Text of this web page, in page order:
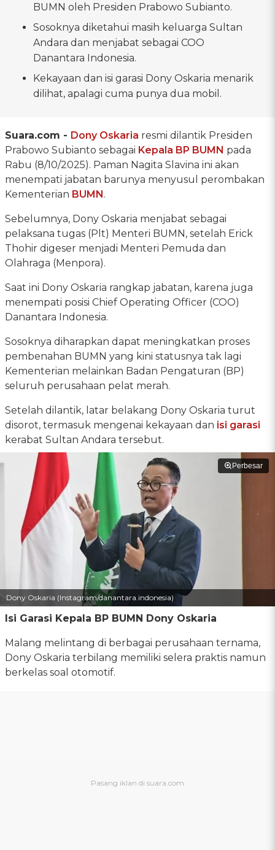
BUMN oleh Presiden Prabowo Subianto.
Sosoknya diketahui masih keluarga Sultan
Andara dan menjabat sebagai COO
Danantara Indonesia.
Kekayaan dan isi garasi Dony Oskaria menarik
dilihat, apalagi cuma punya dua mobil.
Suara.com - Dony Oskaria resmi dilantik Presiden
Prabowo Subianto sebagai Kepala BP BUMN pada
Rabu (8/10/2025). Paman Nagita Slavina ini akan
menempati jabatan barunya menyusul perombakan
Kementerian BUMN.
Sebelumnya, Dony Oskaria menjabat sebagai
pelaksana tugas (Plt) Menteri BUMN, setelah Erick
Thohir digeser menjadi Menteri Pemuda dan
Olahraga (Menpora).
Saat ini Dony Oskaria rangkap jabatan, karena juga
menempati posisi Chief Operating Officer (COO)
Danantara Indonesia.
Sosoknya diharapkan dapat meningkatkan proses
pembenahan BUMN yang kini statusnya tak lagi
Kementerian melainkan Badan Pengaturan (BP)
seluruh perusahaan pelat merah.
Setelah dilantik, latar belakang Dony Oskaria turut
disorot, termasuk mengenai kekayaan dan isi garasi
kerabat Sultan Andara tersebut.
Perbesar
Dony Oskaria (Instagram/danantara.indonesia)
Isi Garasi Kepala BP BUMN Dony Oskaria
Malang melintang di berbagai perusahaan ternama,
Dony Oskaria terbilang memiliki selera praktis namun
berkelas soal otomotif.